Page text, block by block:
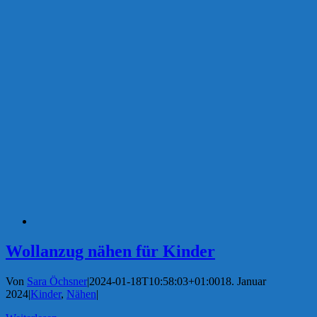
Wollanzug nähen für Kinder
Von Sara Öchsner|2024-01-18T10:58:03+01:0018. Januar
2024|Kinder, Nähen|